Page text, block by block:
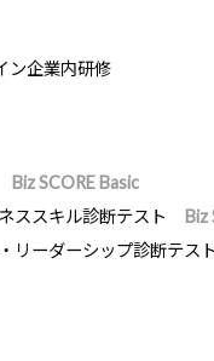
ン企業内研修
Biz SCORE Basic
ススキル診断テスト
Biz
リーダーシップ診断テスト